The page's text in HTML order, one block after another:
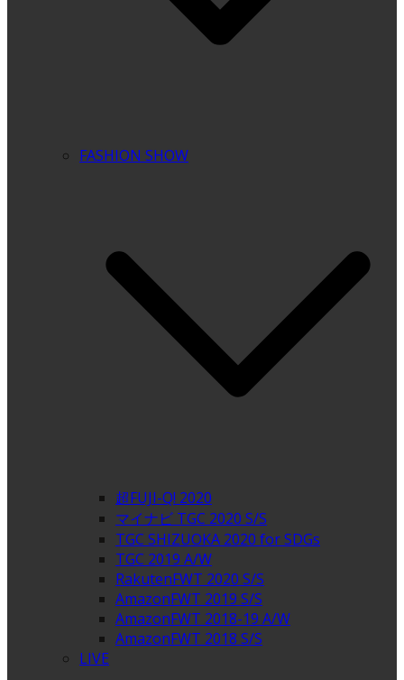
FASHION SHOW
超FUJI-Q! 2020
マイナビ TGC 2020 S/S
TGC SHIZUOKA 2020 for SDGs
TGC 2019 A/W
RakutenFWT 2020 S/S
AmazonFWT 2019 S/S
AmazonFWT 2018-19 A/W
AmazonFWT 2018 S/S
LIVE